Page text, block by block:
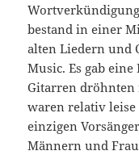
bestand in einer
alten Liedern und
Music. Es gab
Gitarren
waren rela­tiv leise
einzigen
Männern und